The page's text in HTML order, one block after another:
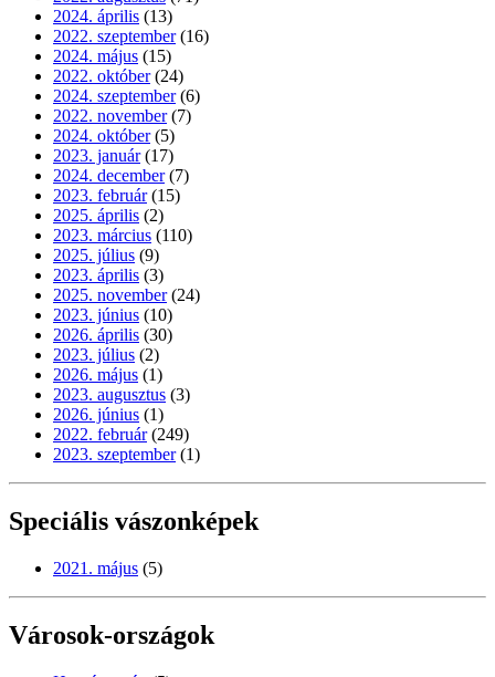
2024. április (13)
2022. szeptember (16)
2024. május (15)
2022. október (24)
2024. szeptember (6)
2022. november (7)
2024. október (5)
2023. január (17)
2024. december (7)
2023. február (15)
2025. április (2)
2023. március (110)
2025. július (9)
2023. április (3)
2025. november (24)
2023. június (10)
2026. április (30)
2023. július (2)
2026. május (1)
2023. augusztus (3)
2026. június (1)
2022. február (249)
2023. szeptember (1)
Speciális vászonképek
2021. május (5)
Városok-országok